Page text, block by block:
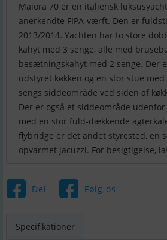
Maiora 70 er en italiensk
anerkendte FIPA-værft. Den er
2013/2014. Yachten har to store
kahyt med 3 senge, alle med
besætningskahyt med 2 senge. Der
udstyret køkken og en stor stue
sengs siddeområde ved siden af
Der er også et siddeområde
med en stor fuld-dækkende
flybridge er det andet styrested, en
opvarmet jacuzzi. For besigtigelse,
Del Følg os
Specifikationer